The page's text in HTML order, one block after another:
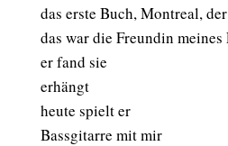
das erste Buch, Montreal,
das war die Freundin meines
er fand sie
erhängt
heute spielt er
Bassgitarre mit mir